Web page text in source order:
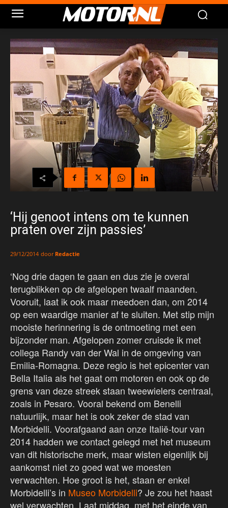
‘Hij genoot intens om te kunnen
praten over zijn passies’
29/12/2014 door Redactie
‘Nog drie dagen te gaan en dus zie je overal
terugblikken op de afgelopen twaalf maanden.
Vooruit, laat ik ook maar meedoen dan, om 2014
op een waardige manier af te sluiten. Met stip mijn
mooiste herinnering is de ontmoeting met een
bijzonder man. Afgelopen zomer cruisde ik met
collega Randy van der Wal in de omgeving van
Emilia-Romagna. Deze regio is het epicenter van
Bella Italia als het gaat om motoren en ook op de
grens van deze streek staan tweewielers centraal,
zoals in Pesaro. Vooral bekend om Benelli
natuurlijk, maar het is ook zeker de stad van
Morbidelli. Voorafgaand aan onze Italië-tour van
2014 hadden we contact gelegd met het museum
van dit historische merk, maar wisten eigenlijk bij
aankomst niet zo goed wat we moesten
verwachten. Hoe groot is het, staan er enkel
Morbidelli’s in Museo Morbidelli? Je zou het haast
wel verwachten. Laat middag, met het einde van